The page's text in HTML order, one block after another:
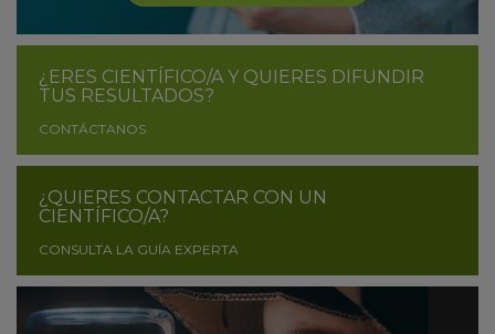
¿ERES CIENTÍFICO/A Y QUIERES DIFUNDIR
TUS RESULTADOS?
CONTÁCTANOS
¿QUIERES CONTACTAR CON UN
CIENTÍFICO/A?
CONSULTA LA GUÍA EXPERTA